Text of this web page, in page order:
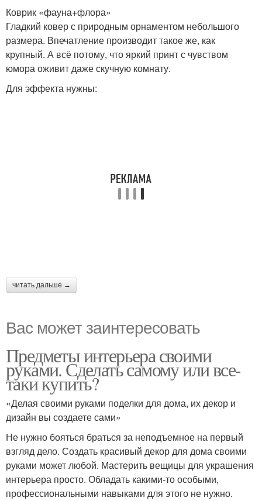
Коврик «фауна+флора»
Гладкий ковер с природным орнаментом небольшого
размера. Впечатление производит такое же, как
крупный. А всё потому, что яркий принт с чувством
юмора оживит даже скучную комнату.
Для эффекта нужны:
читать дальше →
Вас может заинтересовать
Предметы интерьера своими
руками. Сделать самому или все-
таки купить?
«Делая своими руками поделки для дома, их декор и
дизайн вы создаете сами»
Не нужно бояться браться за неподъемное на первый
взгляд дело. Создать красивый декор для дома своими
руками может любой. Мастерить вещицы для украшения
интерьера просто. Обладать какими-то особыми,
профессиональными навыками для этого не нужно.